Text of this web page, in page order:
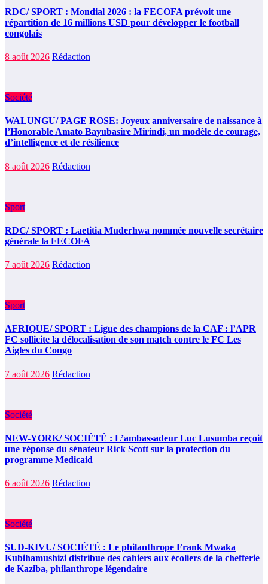
RDC/ SPORT : Mondial 2026 : la FECOFA prévoit une
répartition de 16 millions USD pour développer le football
congolais
8 août 2026 Rédaction
Société
WALUNGU/ PAGE ROSE: Joyeux anniversaire de naissance à
l’Honorable Amato Bayubasire Mirindi, un modèle de courage,
d’intelligence et de résilience
8 août 2026 Rédaction
Sport
RDC/ SPORT : Laetitia Muderhwa nommée nouvelle secrétaire
générale la FECOFA
7 août 2026 Rédaction
Sport
AFRIQUE/ SPORT : Ligue des champions de la CAF : l’APR
FC sollicite la délocalisation de son match contre le FC Les
Aigles du Congo
7 août 2026 Rédaction
Société
NEW-YORK/ SOCIÉTÉ : L’ambassadeur Luc Lusumba reçoit
une réponse du sénateur Rick Scott sur la protection du
programme Medicaid
6 août 2026 Rédaction
Société
SUD-KIVU/ SOCIÉTÉ : Le philanthrope Frank Mwaka
Kubihamushizi distribue des cahiers aux écoliers de la chefferie
de Kaziba, philanthrope légendaire